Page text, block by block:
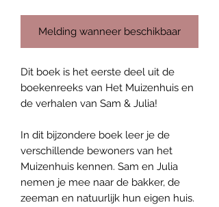
Melding wanneer beschikbaar
Dit boek is het eerste deel uit de
boekenreeks van Het Muizenhuis en
de verhalen van Sam & Julia!
In dit bijzondere boek leer je de
verschillende bewoners van het
Muizenhuis kennen. Sam en Julia
nemen je mee naar de bakker, de
zeeman en natuurlijk hun eigen huis.